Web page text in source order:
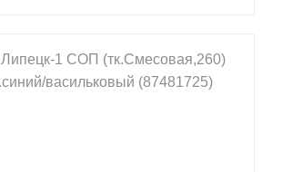
shopping_cart В КОРЗИНУ